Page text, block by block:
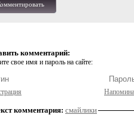
комментарий:
свое имя и пароль на сайте:
комментария: смайлики